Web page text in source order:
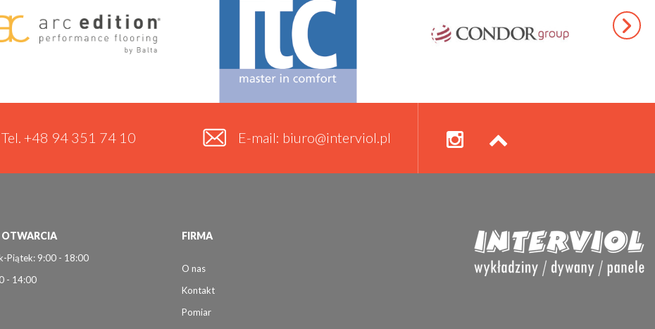
Tel. +48 94 351 74 10 E-mail: biuro@interviol.pl
Piątek: 9:00 - 18:00
- 14:00
FIRMA
O nas
Kontakt
Pomiar